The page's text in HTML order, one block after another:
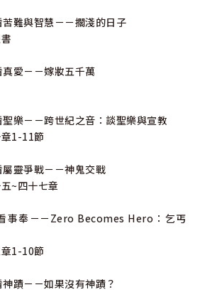
難與智慧－－擱淺的日子
愛－－嫁妝五千萬
樂－－跨世紀之音：談聖樂與宣教
1-11節
靈爭戰－－神鬼交戰
~四十七章
事奉－－Zero Becomes Hero：乞丐
1-10節
蹟－－如果沒有神蹟？